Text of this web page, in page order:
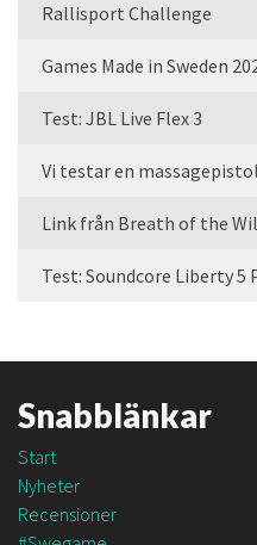
Rallisport Challenge
Test: JBL Live Flex 3
Vi testar en
Link från Breath of the
Test: Soundcore Liberty 5
Snabblänkar
Start
Nyheter
Recensioner